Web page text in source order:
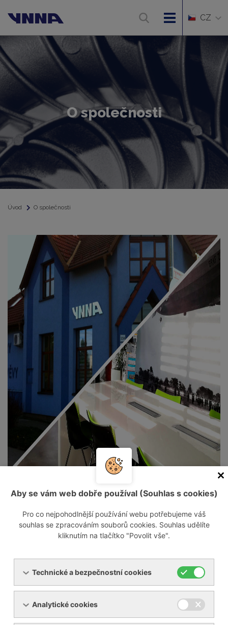
CZ
O společnosti
Úvod O společnosti
roku 1993 jako dodavatel a servisní
plynů, tzn. vývěv, dmychadel a
kompresorů. Dále dodáváme, revidujeme a
chlazení kapalin a stlačeného vzduchu.
Naší misí je naprostá spokojenost zákazníka
a hladký a bezproblémový chod výroby.
Aby se vám web dobře používal (Souhlas s cookies)
Pro co nejpohodlnější používání webu potřebujeme váš
souhlas se zpracováním souborů cookies. Souhlas udělíte
kliknutím na tlačítko "Povolit vše".
Technické a bezpečnostní cookies
Analytické cookies